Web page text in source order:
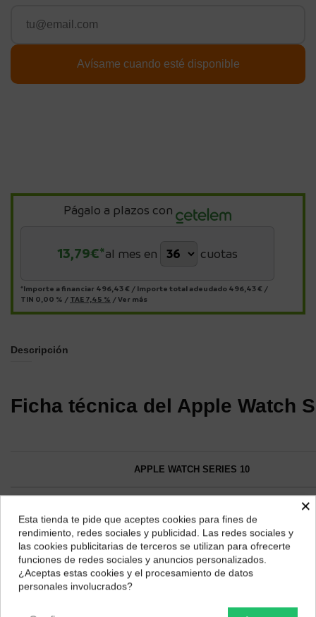
Págalo a plazos con
13,79€*al mes en cuotas
*Importe a financiar 496,43 € / Importe total adeudado 496,43 € /
TIN 0,00 % / TAE 7,45 % /Ver más
Descripción
Ficha técnica del Apple Watch
APPLE WATCH SERIES 10
DIMENSIONES Y
PESO
42 x 36 x 9,7 mm / 46 x 39 x 9,7 mm
Entre 29,3 gramos (aluminio, GPS
GPS en 46 mm)
¿Dónde deseas recibir tu pedido?
Selecciona tu ubicación para mostrarte los precios e
impuestos correctos para tu región.
×
Esta tienda te pide que aceptes cookies para fines de
rendimiento, redes sociales y publicidad. Las redes sociales y
las cookies publicitarias de terceros se utilizan para ofrecerte
funciones de redes sociales y anuncios personalizados.
¿Aceptas estas cookies y el procesamiento de datos
personales involucrados?